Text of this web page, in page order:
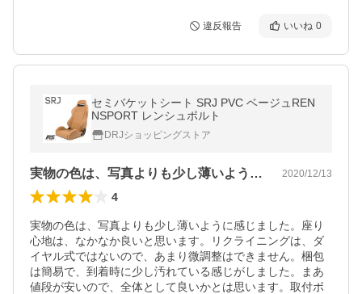
違反報告 いいね 0
セミバケットシート SRJ PVC ベージュREN
NSPORT レンシュポルト
DRJショッピングストア
実物の色は、写真よりも少し薄いように感… 2020/12/13
4
実物の色は、写真よりも少し薄いように感じました。座り
心地は、なかなか良いと思います。リクライニングは、ダ
イヤル式ではないので、あまり微調整はできません。梱包
は簡易で、到着時に少し汚れている感じがしました。まあ
値段が安いので、全体として良いかとは思います。取付ボ